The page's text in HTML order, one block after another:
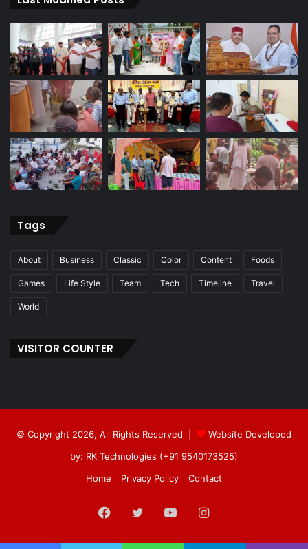
Tags
About Business Classic Color Content Foods
Games Life Style Team Tech Timeline Travel
World
VISITOR COUNTER
© Copyright 2026, All Rights Reserved |
Website Developed
by: RK Technologies (+91 9540173525)
Home
Privacy Policy Contact
Facebook
TwitterYouTubeInstagram